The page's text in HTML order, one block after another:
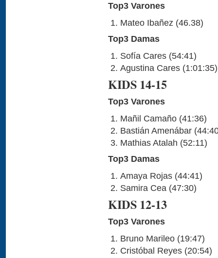
Top3 Varones
Mateo Ibañez (46.38)
Top3 Damas
Sofía Cares (54:41)
Agustina Cares (1:01:35)
KIDS 14-15
Top3 Varones
Mañil Camaño (41:36)
Bastián Amenábar
Mathias Atalah (52:11)
Top3 Damas
Amaya Rojas (44:41)
Samira Cea (47:30)
KIDS 12-13
Top3 Varones
Bruno Marileo (19:47)
Cristóbal Reyes (20:54)